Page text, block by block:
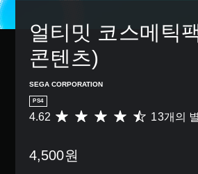
얼티밋 코스메틱
콘텐츠)
SEGA CORPORATION
PS4
총
별
4.62 13개의
4,500원